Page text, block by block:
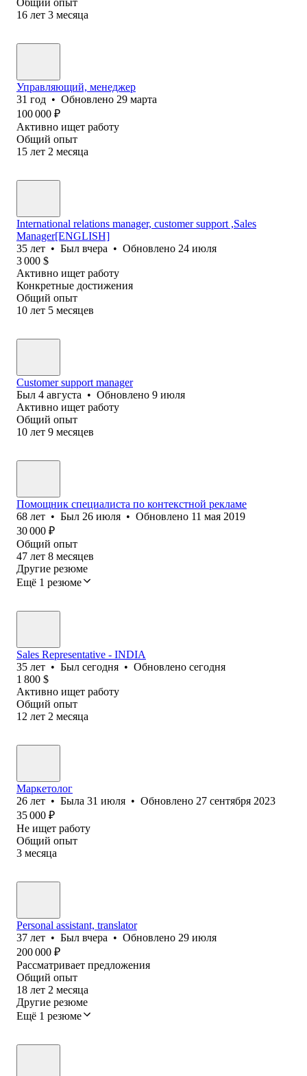
16 лет 3 месяца
Управляющий, менеджер
31 год • Обновлено 29 марта
100 000 ₽
Активно ищет работу
Общий опыт
15 лет 2 месяца
International relations manager, customer support ,Sales
Manager[ENGLISH]
35 лет • Был вчера • Обновлено 24 июля
3 000 $
Активно ищет работу
Конкретные достижения
Общий опыт
10 лет 5 месяцев
Customer support manager
Был 4 августа • Обновлено 9 июля
Активно ищет работу
Общий опыт
10 лет 9 месяцев
Помощник специалиста по контекстной рекламе
68 лет • Был 26 июля • Обновлено 11 мая 2019
30 000 ₽
Общий опыт
47 лет 8 месяцев
Другие резюме
Ещё 1 резюме
Sales Representative - INDIA
35 лет • Был сегодня • Обновлено сегодня
1 800 $
Активно ищет работу
Общий опыт
12 лет 2 месяца
Маркетолог
26 лет • Была 31 июля • Обновлено 27 сентября 2023
35 000 ₽
Не ищет работу
Общий опыт
3 месяца
Personal assistant, translator
37 лет • Был вчера • Обновлено 29 июля
200 000 ₽
Рассматривает предложения
Общий опыт
18 лет 2 месяца
Другие резюме
Ещё 1 резюме